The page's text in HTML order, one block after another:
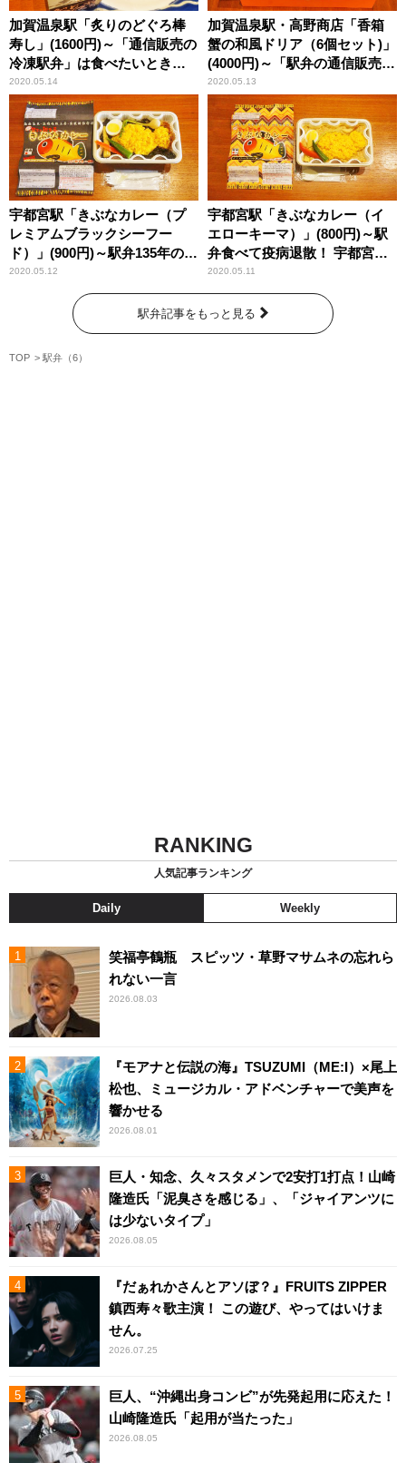
加賀温泉駅「炙りのどぐろ棒
寿し」(1600円)～「通信販売の
冷凍駅弁」は食べたいときが
旬の味！
2020.05.14
加賀温泉駅・高野商店「香箱
蟹の和風ドリア（6個セット)」
(4000円)～「駅弁の通信販売」
を楽しもう！ 我が家で旅気分
(vol.4高野商店編)
2020.05.13
宇都宮駅「きぶなカレー（プ
レミアムブラックシーフー
ド）」(900円)～駅弁135年の底
力！ 発祥の地・宇都宮の意地
を感じる免疫力アップ駅弁!!
2020.05.12
宇都宮駅「きぶなカレー（イ
エローキーマ）」(800円)～駅
弁食べて疫病退散！ 宇都宮市
民必食の新作カレー駅弁!!
2020.05.11
駅弁記事をもっと見る
TOP 駅弁（6）
RANKING
人気記事ランキング
Daily Weekly
笑福亭鶴瓶 スピッツ・草野マサムネの忘れら
れない一言
2026.08.03
『モアナと伝説の海』TSUZUMI（ME:I）×尾上
松也、ミュージカル・アドベンチャーで美声を
響かせる
2026.08.01
巨人・知念、久々スタメンで2安打1打点！山崎
隆造氏「泥臭さを感じる」、「ジャイアンツに
は少ないタイプ」
2026.08.05
『だぁれかさんとアソぼ？』FRUITS ZIPPER
鎮西寿々歌主演！ この遊び、やってはいけま
せん。
2026.07.25
巨人、“沖縄出身コンビ”が先発起用に応えた！
山崎隆造氏「起用が当たった」
2026.08.05